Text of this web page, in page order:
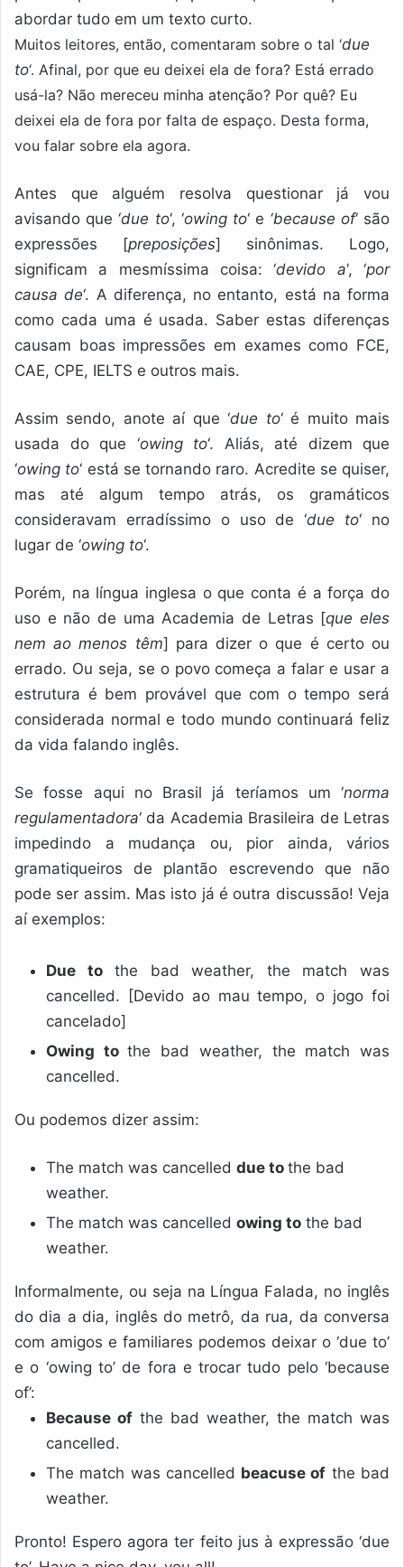
abordar tudo em um texto curto.
Muitos leitores, então, comentaram sobre o tal ‘due
to‘. Afinal, por que eu deixei ela de fora? Está errado
usá-la? Não mereceu minha atenção? Por quê? Eu
deixei ela de fora por falta de espaço. Desta forma,
vou falar sobre ela agora.
Antes que alguém resolva questionar já vou
avisando que ‘due to‘, ‘owing to‘ e ‘because of‘ são
expressões [preposições] sinônimas. Logo,
significam a mesmíssima coisa: ‘devido a‘, ‘por
causa de‘. A diferença, no entanto, está na forma
como cada uma é usada. Saber estas diferenças
causam boas impressões em exames como FCE,
CAE, CPE, IELTS e outros mais.
Assim sendo, anote aí que ‘due to‘ é muito mais
usada do que ‘owing to‘. Aliás, até dizem que
‘owing to‘ está se tornando raro. Acredite se quiser,
mas até algum tempo atrás, os gramáticos
consideravam erradíssimo o uso de ‘due to‘ no
lugar de ‘owing to‘.
Porém, na língua inglesa o que conta é a força do
uso e não de uma Academia de Letras [que eles
nem ao menos têm] para dizer o que é certo ou
errado. Ou seja, se o povo começa a falar e usar a
estrutura é bem provável que com o tempo será
considerada normal e todo mundo continuará feliz
da vida falando inglês.
Se fosse aqui no Brasil já teríamos um ‘norma
regulamentadora‘ da Academia Brasileira de Letras
impedindo a mudança ou, pior ainda, vários
gramatiqueiros de plantão escrevendo que não
pode ser assim. Mas isto já é outra discussão! Veja
aí exemplos:
Due tothe bad weather, the match was
cancelled. [Devido ao mau tempo, o jogo foi
cancelado]
Owing tothe bad weather, the match was
cancelled.
Ou podemos dizer assim:
The match was cancelled due to the bad
weather.
The match was cancelled owing to the bad
weather.
Informalmente, ou seja na Língua Falada, no inglês
do dia a dia, inglês do metrô, da rua, da conversa
com amigos e familiares podemos deixar o ‘due to’
e o ‘owing to’ de fora e trocar tudo pelo ‘because
of’:
Because of the bad weather, the match was
cancelled.
The match was cancelled beacuse of the bad
weather.
Pronto! Espero agora ter feito jus à expressão ‘due